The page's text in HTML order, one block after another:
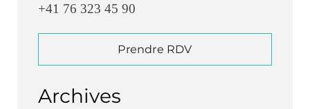
+41 76 323 45 90
Prendre RDV
Archives